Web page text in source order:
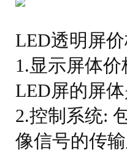
LED透明屏
1.显示屏体
LED屏的屏
2.控制系统:
像信号的传